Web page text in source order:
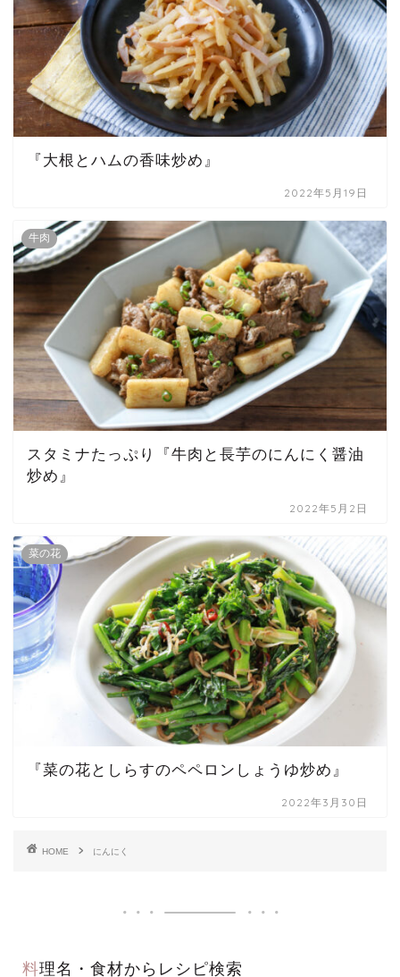
『大根とハムの香味炒め』
2022年5月19日
牛肉
スタミナたっぷり『牛肉と長芋のにんにく醤油
炒め』
2022年5月2日
菜の花
『菜の花としらすのペペロンしょうゆ炒め』
2022年3月30日
HOME にんにく
料理名・食材からレシピ検索